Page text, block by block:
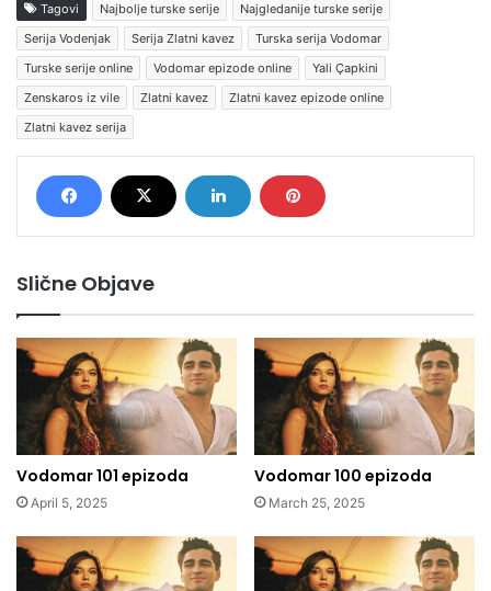
Tagovi Najbolje turske serije
Najgledanije turske serije
Serija Vodenjak
Serija Zlatni kavez
Turska serija Vodomar
Turske serije online
Vodomar epizode online
Yali Çapkini
Zenskaros iz vile
Zlatni kavez
Zlatni kavez epizode online
Zlatni kavez serija
Slične Objave
Vodomar 101 epizoda
April 5, 2025
Vodomar 100 epizoda
March 25, 2025